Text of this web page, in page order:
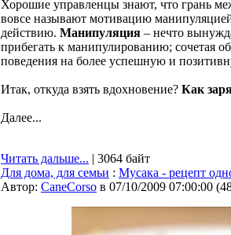
Хорошие управленцы знают, что грань
вовсе называют мотивацию
действию. Манипуляция – нечто
прибегать к манипулированию; сочетая
поведения на более успешную и
Итак, откуда взять вдохновение? Как
Далее...
Читать дальше... | 3064 байт
Для дома, для семьи : Мусака - рецепт
Автор: CaneCorso в 07/10/2009 07:00:00 (